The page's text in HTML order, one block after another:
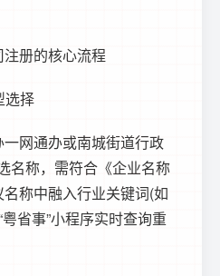
注册的核心流程
选择
一网通办或南城街道行政
名称，需符合《企业名称
称中融入行业关键词(如
粤省事”小程序实时查询重